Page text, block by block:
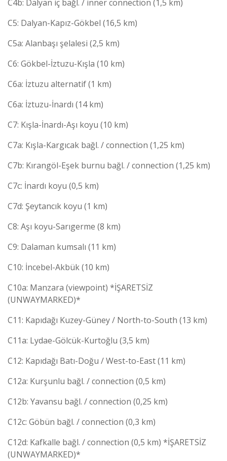
C4b: Dalyan iç bağl. / inner connection (1,5 km)
C5: Dalyan-Kapız-Gökbel (16,5 km)
C5a: Alanbaşı şelalesi (2,5 km)
C6: Gökbel-İztuzu-Kışla (10 km)
C6a: İztuzu alternatif (1 km)
C6a: İztuzu-İnardı (14 km)
C7: Kışla-İnardı-Aşı koyu (10 km)
C7a: Kışla-Kargıcak bağl. / connection (1,25 km)
C7b: Kırangöl-Eşek burnu bağl. / connection (1,25 km)
C7c: İnardı koyu (0,5 km)
C7d: Şeytancık koyu (1 km)
C8: Aşı koyu-Sarıgerme (8 km)
C9: Dalaman kumsalı (11 km)
C10: İncebel-Akbük (10 km)
C10a: Manzara (viewpoint) *İŞARETSİZ
(UNWAYMARKED)*
C11: Kapıdağı Kuzey-Güney / North-to-South (13 km)
C11a: Lydae-Gölcük-Kurtoğlu (3,5 km)
C12: Kapıdağı Batı-Doğu / West-to-East (11 km)
C12a: Kurşunlu bağl. / connection (0,5 km)
C12b: Yavansu bağl. / connection (0,25 km)
C12c: Göbün bağl. / connection (0,3 km)
C12d: Kafkalle bağl. / connection (0,5 km) *İŞARETSİZ
(UNWAYMARKED)*